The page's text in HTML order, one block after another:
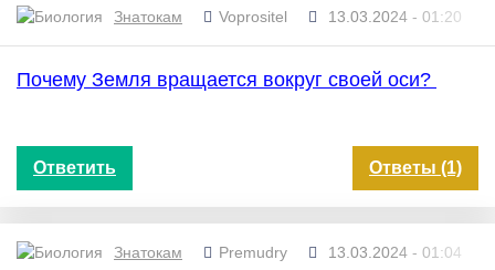
Знатокам Voprositel 13.03.2024 - 01:20
Почему Земля вращается вокруг своей оси?
Ответить Ответы (1)
Знатокам Premudry 13.03.2024 - 01:04